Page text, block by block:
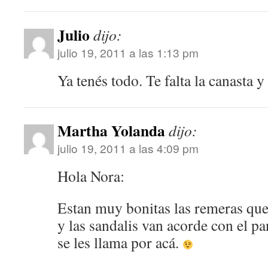
Julio dijo:
julio 19, 2011 a las 1:13 pm
Ya tenés todo. Te falta la canasta
Martha Yolandadijo:
julio 19, 2011 a las 4:09 pm
Hola Nora:
Estan muy bonitas las remeras
y las sandalis van acorde con el
se les llama por acá.